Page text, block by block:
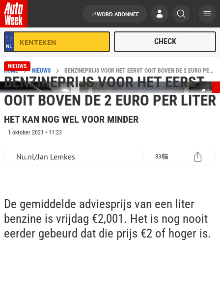
Ga naar de inhoud
WORD ABONNEE
HOME NIEUWS BENZINEPRIJS VOOR HET EERST OOIT BOVEN DE 2 EURO PER LITER
NIEUWS
BENZINEPRIJS VOOR HET EERST
OOIT BOVEN DE 2 EURO PER LITER
HET KAN NOG WEL VOOR MINDER
1 oktober 2021 • 11:23
Nu.nl/Jan Lemkes 83
De gemiddelde adviesprijs van een liter
benzine is vrijdag €2,001. Het is nog nooit
eerder gebeurd dat die prijs €2 of hoger is.